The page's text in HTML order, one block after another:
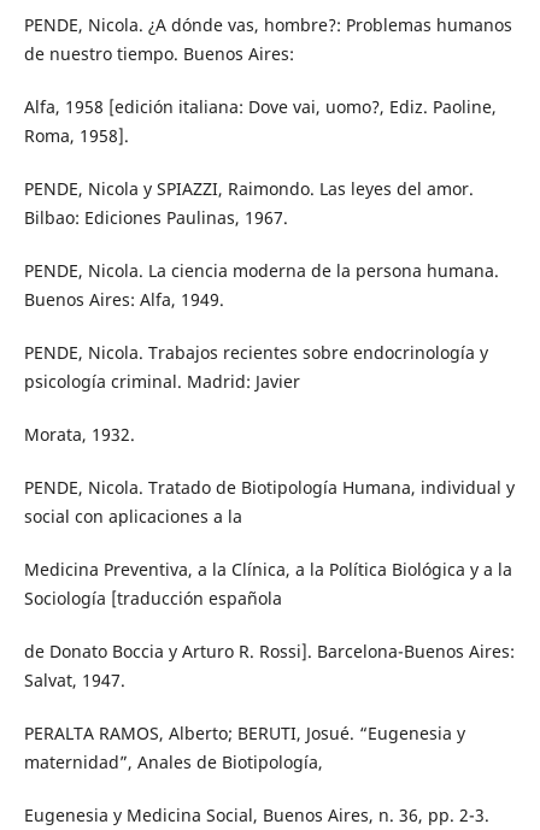
PENDE, Nicola. ¿A dónde vas, hombre?: Problemas humanos
de nuestro tiempo. Buenos Aires:
Alfa, 1958 [edición italiana: Dove vai, uomo?, Ediz. Paoline,
Roma, 1958].
PENDE, Nicola y SPIAZZI, Raimondo. Las leyes del amor.
Bilbao: Ediciones Paulinas, 1967.
PENDE, Nicola. La ciencia moderna de la persona humana.
Buenos Aires: Alfa, 1949.
PENDE, Nicola. Trabajos recientes sobre endocrinología y
psicología criminal. Madrid: Javier
Morata, 1932.
PENDE, Nicola. Tratado de Biotipología Humana, individual y
social con aplicaciones a la
Medicina Preventiva, a la Clínica, a la Política Biológica y a la
Sociología [traducción española
de Donato Boccia y Arturo R. Rossi]. Barcelona-Buenos Aires:
Salvat, 1947.
PERALTA RAMOS, Alberto; BERUTI, Josué. “Eugenesia y
maternidad”, Anales de Biotipología,
Eugenesia y Medicina Social, Buenos Aires, n. 36, pp. 2-3.